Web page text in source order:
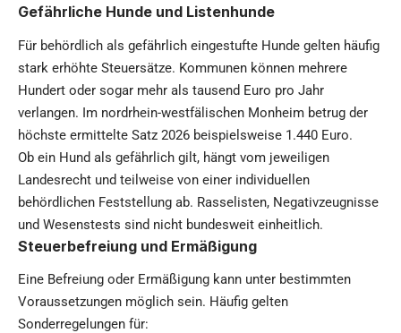
Gefährliche Hunde und Listenhunde
Für behördlich als gefährlich eingestufte Hunde gelten häufig
stark erhöhte Steuersätze. Kommunen können mehrere
Hundert oder sogar mehr als tausend Euro pro Jahr
verlangen. Im nordrhein-westfälischen Monheim betrug der
höchste ermittelte Satz 2026 beispielsweise 1.440 Euro.
Ob ein Hund als gefährlich gilt, hängt vom jeweiligen
Landesrecht und teilweise von einer individuellen
behördlichen Feststellung ab. Rasselisten, Negativzeugnisse
und Wesenstests sind nicht bundesweit einheitlich.
Steuerbefreiung und Ermäßigung
Eine Befreiung oder Ermäßigung kann unter bestimmten
Voraussetzungen möglich sein. Häufig gelten
Sonderregelungen für: